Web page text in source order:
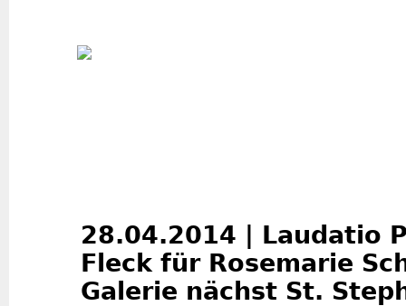
28.04.2014 | Laudatio
Fleck für Rosemarie
Galerie nächst St.